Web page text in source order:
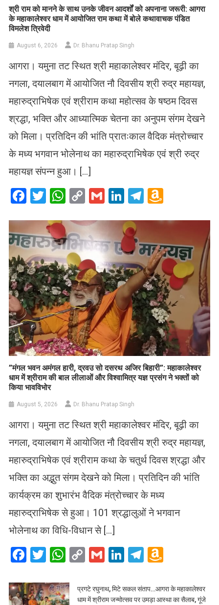
​श्री राम को मानने के साथ उनके जीवन आदर्शों को अपनाना जरूरी: आगरा
के महाकालेश्वर धाम में आयोजित राम कथा में बोले कथावाचक पंडित
विमलेश त्रिवेदी
August 6, 2026 Dr. Bhanu Pratap Singh
आगरा। यमुना तट स्थित श्री महाकालेश्वर मंदिर, बूढ़ी का
नगला, दयालबाग में आयोजित नौ दिवसीय श्री रुद्र महायज्ञ,
महारुद्राभिषेक एवं श्रीराम कथा महोत्सव के षष्ठम दिवस
श्रद्धा, भक्ति और आध्यात्मिक चेतना का अनुपम संगम देखने
को मिला। प्रतिदिन की भांति प्रातःकाल वैदिक मंत्रोच्चार
के मध्य भगवान भोलेनाथ का महारुद्राभिषेक एवं श्री रुद्र
महायज्ञ संपन्न हुआ। […]
Facebook
Twitter
WhatsApp
CopyGmailLinkedIn
Telegram
List
​”मंगल भवन अमंगल हारी, द्रवउ सो दसरथ अजिर बिहारी”: महाकालेश्वर
धाम में श्रीराम की बाल लीलाओं और विश्वामित्र यज्ञ प्रसंग ने भक्तों को
किया भावविभोर
August 5, 2026 Dr. Bhanu Pratap Singh
आगरा। यमुना तट स्थित श्री महाकालेश्वर मंदिर, बूढ़ी का
नगला, दयालबाग में आयोजित नौ दिवसीय श्री रुद्र महायज्ञ,
महारुद्राभिषेक एवं श्रीराम कथा के चतुर्थ दिवस श्रद्धा और
भक्ति का अद्भुत संगम देखने को मिला। प्रतिदिन की भांति
कार्यक्रम का शुभारंभ वैदिक मंत्रोच्चार के मध्य
महारुद्राभिषेक से हुआ। 101 श्रद्धालुओं ने भगवान
भोलेनाथ का विधि-विधान से […]
Facebook
Twitter
WhatsApp
CopyGmailLinkedIn
Telegram
List
प्रगटे रघुनाथ, मिटे सकल संताप…आगरा के महाकालेश्वर
धाम में श्रीराम जन्मोत्सव पर उमड़ा आस्था का सैलाब, गूंजे